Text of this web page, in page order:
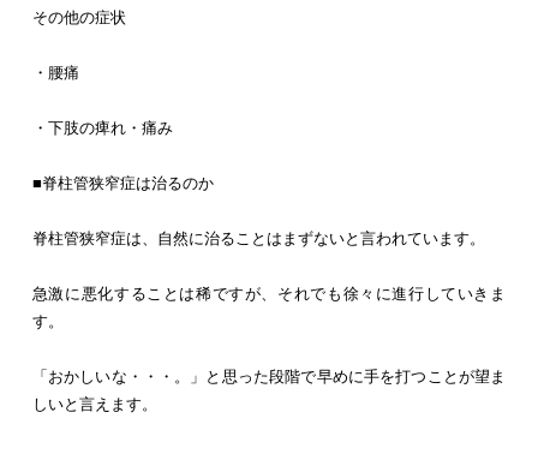
その他の症状
・腰痛
・下肢の痺れ・痛み
■脊柱管狭窄症は治るのか
脊柱管狭窄症は、自然に治ることはまずないと言われています。
急激に悪化することは稀ですが、それでも徐々に進行していきま
す。
「おかしいな・・・。」と思った段階で早めに手を打つことが望ま
しいと言えます。